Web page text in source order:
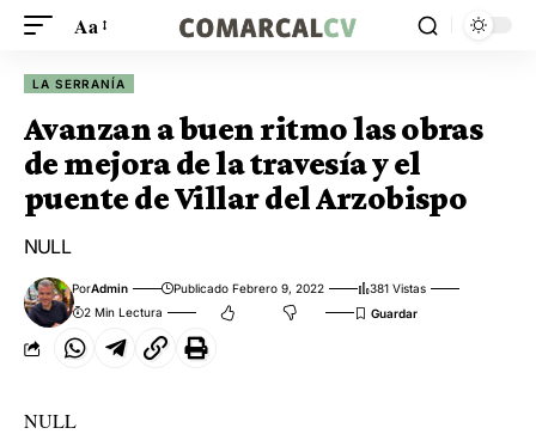
Aa
LA SERRANÍA
Avanzan a buen ritmo las obras
de mejora de la travesía y el
puente de Villar del Arzobispo
NULL
PorAdmin Publicado Febrero 9, 2022
381 Vistas
2 Min Lectura
NULL